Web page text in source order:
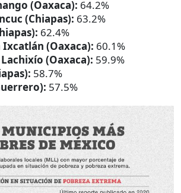
(Oaxaca): 64.2%
(Chiapas): 63.2%
62.4%
Ixcatlán (Oaxaca): 60.1%
(Oaxaca): 59.9%
58.7%
57.5%